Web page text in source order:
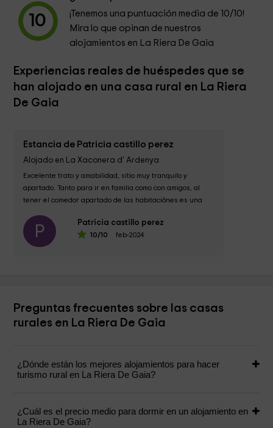
10 ¡Tenemos una puntuación media de 10/10!
Mira lo que opinan de nuestros
alojamientos en La Riera De Gaia
Experiencias reales de huéspedes que se
han alojado en una casa rural en La Riera
De Gaia
Estancia de Patricia castillo perez
Alojado en La Xaconera d' Ardenya
Excelente trato y amabilidad, sitio muy tranquilo y
apartado. Tanto para ir en familia como con amigos, al
tener el comedor apartado de las habitaciónes es una
P Patricia castillo perez
10/10 feb-2024
Preguntas frecuentes sobre las casas
rurales en La Riera De Gaia
¿Dónde están los mejores alojamientos para hacer
turismo rural en La Riera De Gaia?
¿Cuál es el precio medio para dormir en un alojamiento en
La Riera De Gaia?